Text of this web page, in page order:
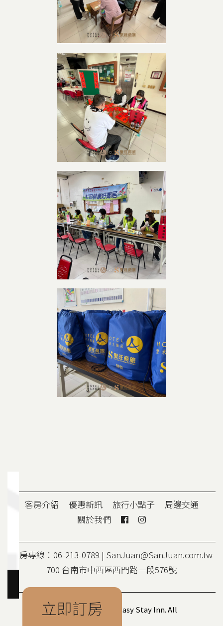
客房介紹 優惠新訊 旅行小點子
周邊交通
關於我們
訂房專線：06-213-0789 | SanJuan@SanJuan.com.tw
700 台南市中西區西門路一段576號
立即訂房
Copyright © 2020 San Juan Easy Stay Inn. All